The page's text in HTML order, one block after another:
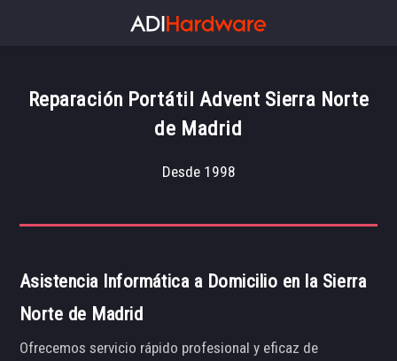
Reparación Portátil Advent Sierra Norte
de Madrid
Desde 1998
Asistencia Informática a Domicilio en la Sierra
Norte de Madrid
Ofrecemos servicio rápido profesional y eficaz de